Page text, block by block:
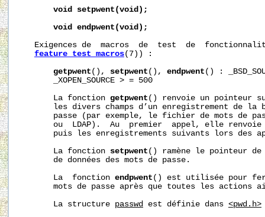
void setpwent(void);
void endpwent(void);
Exigences de  macros  de  test  de
feature_test_macros(7)) :
getpwent (), setpwent (), endpwent () :
       _XOPEN_SOURCE > = 500
       La fonction
getpwent () renvoie un pointeur
les divers champs d’un enregistrement de la
passe (par exemple, le fichier de mots de
ou  LDAP).  Au  premier  appel, elle
puis les enregistrements suivants lors des
       La fonction
setpwent () ramène le pointeur
       de données des mots de passe.
       La  fonction
endpwent () est utilisée pour
mots de passe après que toutes les actions
       La structure
passwd est définie dans <pwd.h>